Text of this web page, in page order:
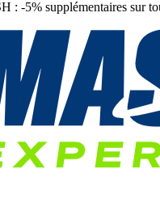
: -5% supplémentaires sur